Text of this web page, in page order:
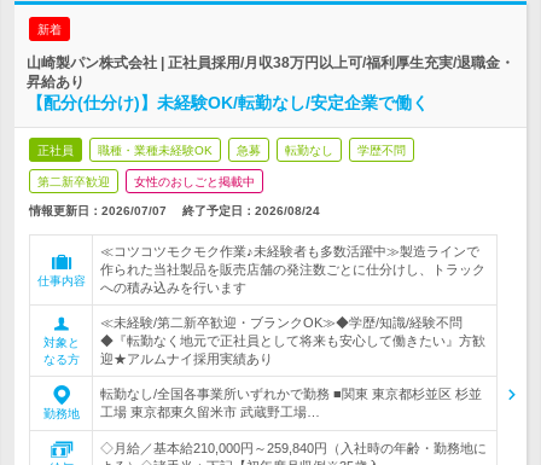
新着
山崎製パン株式会社 | 正社員採用/月収38万円以上可/福利厚生充実/退職金・
昇給あり
【配分(仕分け)】未経験OK/転勤なし/安定企業で働く
正社員 職種・業種未経験OK 急募 転勤なし 学歴不問
第二新卒歓迎 女性のおしごと掲載中
情報更新日：2026/07/07 終了予定日： 2026/08/24
仕事内容
≪コツコツモクモク作業♪未経験者も多数活躍中≫製造ラインで
作られた当社製品を販売店舗の発注数ごとに仕分けし、トラック
への積み込みを行います
対象と
なる方
≪未経験/第二新卒歓迎・ブランクOK≫◆学歴/知識/経験不問
◆『転勤なく地元で正社員として将来も安心して働きたい』方歓
迎★アルムナイ採用実績あり
勤務地
転勤なし/全国各事業所いずれかで勤務 ■関東 東京都杉並区 杉並
工場 東京都東久留米市 武蔵野工場…
◇月給／基本給210,000円～259,840円（入社時の年齢・勤務地に